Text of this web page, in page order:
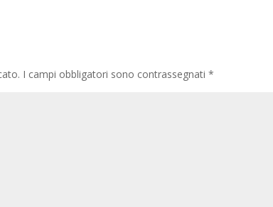
I campi obbligatori sono contrassegnati *